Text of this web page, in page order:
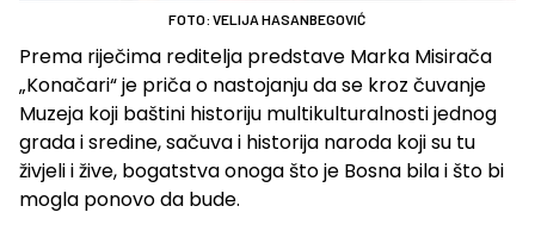
FOTO: VELIJA HASANBEGOVIĆ
Prema riječima reditelja predstave Marka Misirača
„Konačari“ je priča o nastojanju da se kroz čuvanje
Muzeja koji baštini historiju multikulturalnosti jednog
grada i sredine, sačuva i historija naroda koji su tu
živjeli i žive, bogatstva onoga što je Bosna bila i što bi
mogla ponovo da bude.